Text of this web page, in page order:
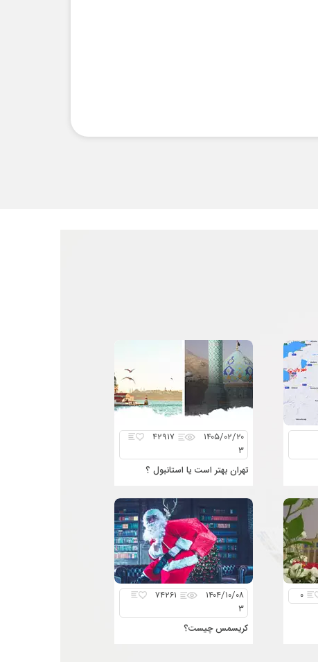
۱۴۰۵/۰۲/۲۰
۴۲۹۱۷
۳
تهران بهتر است یا استانبول ؟
۰
۱۴۰۴/۱۰/۰۸
۷۴۲۶۱
۳
کریسمس چیست؟